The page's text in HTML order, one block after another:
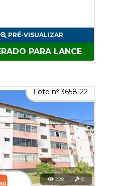
PRÉ-VISUALIZAR
PARA LANCE
Lote nº 3658-22
228 0